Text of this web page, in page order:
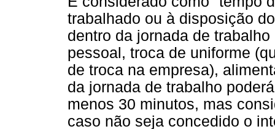
trabalhado ou à disposição
dentro da jornada de
pessoal, troca de uniforme
de troca na empresa),
da jornada de trabalho
menos 30 minutos, mas
caso não seja concedido o